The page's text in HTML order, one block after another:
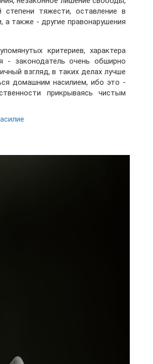
степени тяжести, оставление в
а также - другие правонарушения
критериев, характера
- законодатель очень обширно
взгляд, в таких делах лучше
домашним насилием, ибо это -
прикрываясь чистым